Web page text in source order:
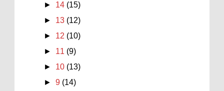
► 14 (15)
► 13 (12)
► 12 (10)
► 11 (9)
► 10 (13)
►9 (14)